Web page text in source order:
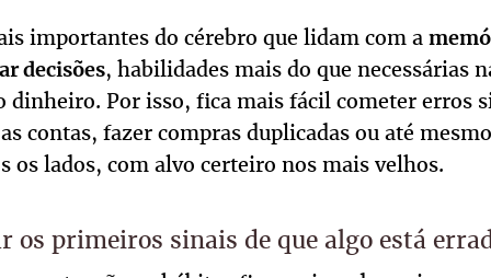
importantes do cérebro que lidam com a
decisões, habilidades mais do que necessárias
dinheiro. Por isso, fica mais fácil cometer erros
contas, fazer compras duplicadas ou até
os lados, com alvo certeiro nos mais velhos.
os primeiros sinais de que algo está